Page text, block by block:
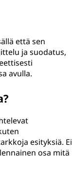
että sen
ja suodatus,
avulla.
esityksiä. Ei
osa mitä